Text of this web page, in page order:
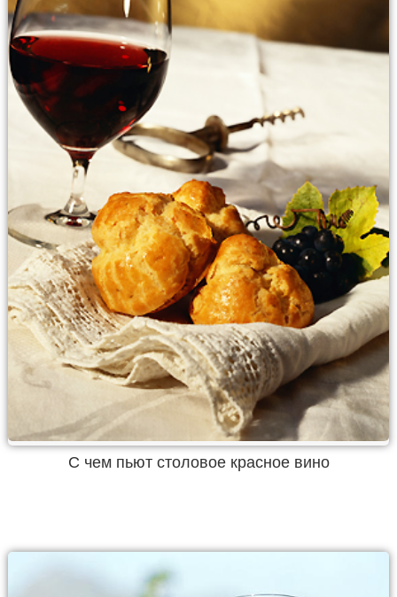
С чем пьют столовое красное вино